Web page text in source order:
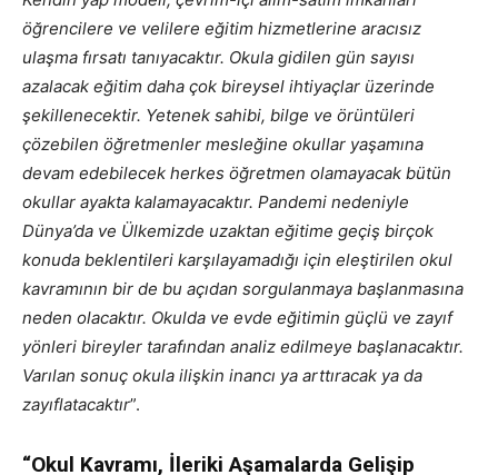
öğrencilere ve velilere eğitim hizmetlerine aracısız
ulaşma fırsatı tanıyacaktır. Okula gidilen gün sayısı
azalacak eğitim daha çok bireysel ihtiyaçlar üzerinde
şekillenecektir. Yetenek sahibi, bilge ve örüntüleri
çözebilen öğretmenler mesleğine okullar yaşamına
devam edebilecek herkes öğretmen olamayacak bütün
okullar ayakta kalamayacaktır. Pandemi nedeniyle
Dünya’da ve Ülkemizde uzaktan eğitime geçiş birçok
konuda beklentileri karşılayamadığı için eleştirilen okul
kavramının bir de bu açıdan sorgulanmaya başlanmasına
neden olacaktır. Okulda ve evde eğitimin güçlü ve zayıf
yönleri bireyler tarafından analiz edilmeye başlanacaktır.
Varılan sonuç okula ilişkin inancı ya arttıracak ya da
zayıflatacaktır”.
“Okul Kavramı, İleriki Aşamalarda Gelişip